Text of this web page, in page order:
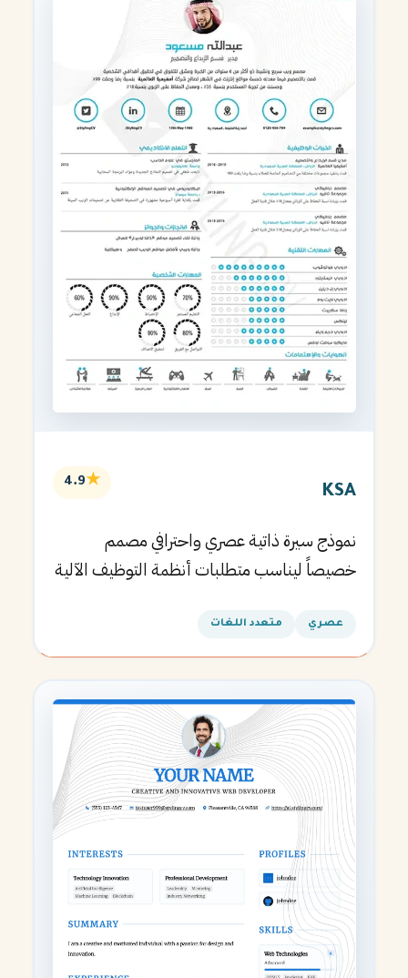
KSA
★
4.9
نموذج سيرة ذاتية عصري واحترافي مصمم
خصيصاً ليناسب متطلبات أنظمة التوظيف الآلية
عصري متعدد اللغات